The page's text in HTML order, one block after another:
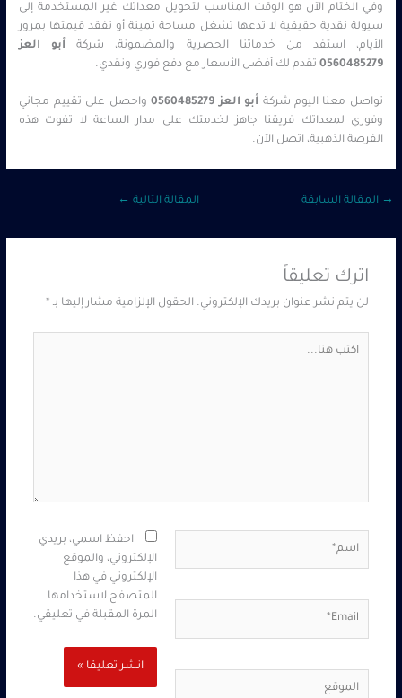
وفي الختام الآن هو الوقت المناسب لتحويل معداتك غير المستخدمة إلى
سيولة نقدية حقيقية لا تدعها تشغل مساحة ثمينة أو تفقد قيمتها بمرور
الأيام، استفد من خدماتنا الحصرية والمضمونة، شركة أبو العز
0560485279 تقدم لك أفضل الأسعار مع دفع فوري ونقدي.
تواصل معنا اليوم شركة أبو العز 0560485279 واحصل على تقييم مجاني
وفوري لمعداتك فريقنا جاهز لخدمتك على مدار الساعة لا تفوت هذه
الفرصة الذهبية، اتصل الآن.
→ المقالة السابقة المقالة التالية ←
اترك تعليقاً
لن يتم نشر عنوان بريدك الإلكتروني. الحقول الإلزامية مشار إليها بـ *
احفظ اسمي، بريدي
الإلكتروني، والموقع
الإلكتروني في هذا
المتصفح لاستخدامها
المرة المقبلة في تعليقي.